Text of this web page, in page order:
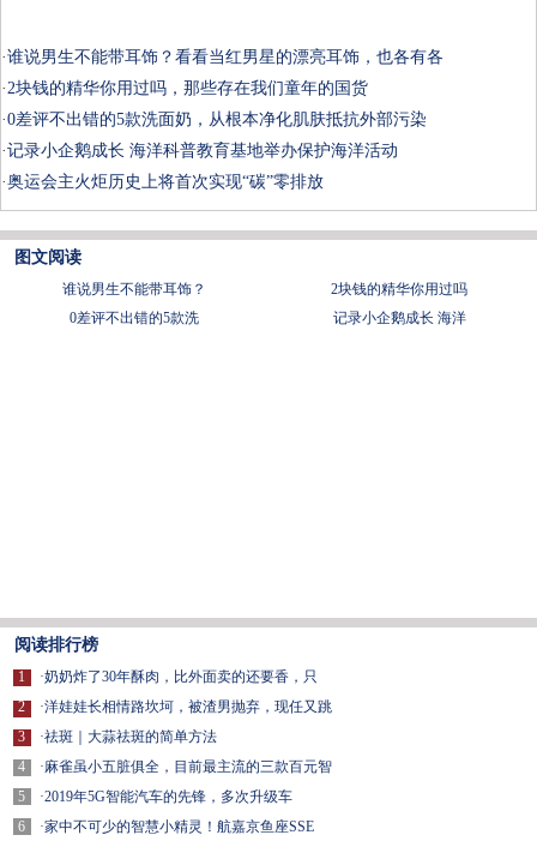
·谁说男生不能带耳饰？看看当红男星的漂亮耳饰，也各有各
·2块钱的精华你用过吗，那些存在我们童年的国货
·0差评不出错的5款洗面奶，从根本净化肌肤抵抗外部污染
·记录小企鹅成长 海洋科普教育基地举办保护海洋活动
·奥运会主火炬历史上将首次实现“碳”零排放
图文阅读
谁说男生不能带耳饰？
2块钱的精华你用过吗
0差评不出错的5款洗
记录小企鹅成长 海洋
阅读排行榜
1
2
3
4
5
6
·奶奶炸了30年酥肉，比外面卖的还要香，只
·洋娃娃长相情路坎坷，被渣男抛弃，现任又跳
·祛斑｜大蒜祛斑的简单方法
·麻雀虽小五脏俱全，目前最主流的三款百元智
·2019年5G智能汽车的先锋，多次升级车
·家中不可少的智慧小精灵！航嘉京鱼座SSE